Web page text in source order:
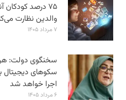
والدین نظارت
۷ مرداد ۱۴۰۵
سخنگوی دولت:
سکوهای دیجیتال
اجرا خواهد شد
۶ مرداد ۱۴۰۵